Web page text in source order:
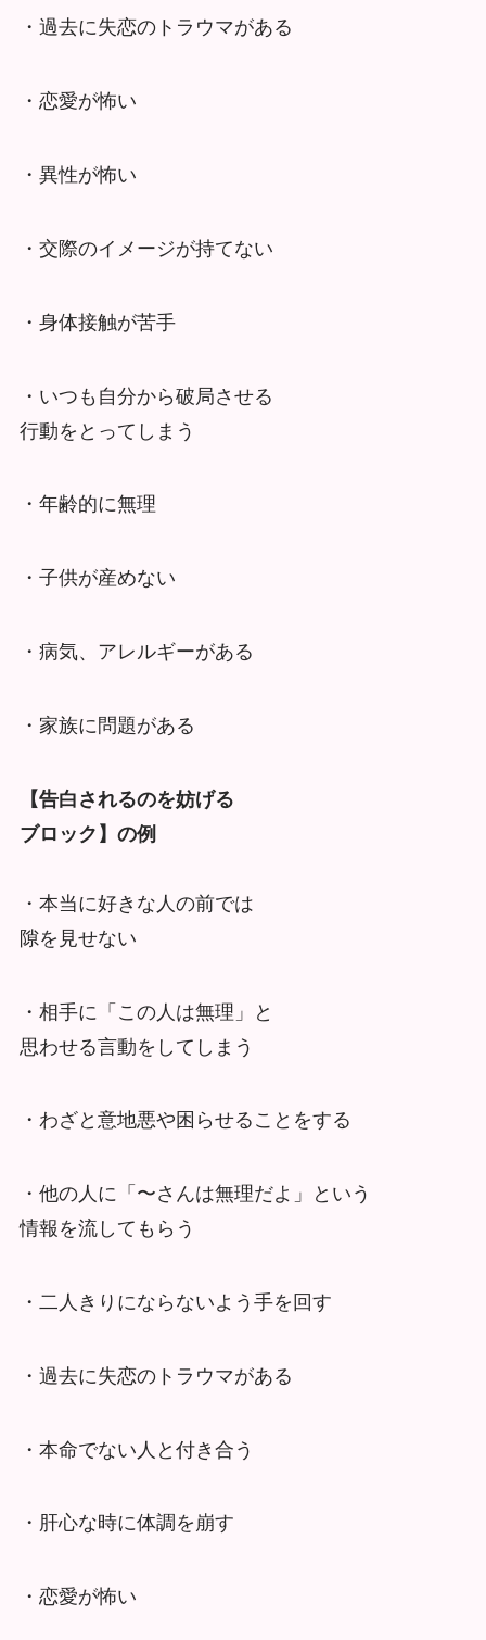
・過去に失恋のトラウマがある
・恋愛が怖い
・異性が怖い
・交際のイメージが持てない
・身体接触が苦手
・いつも自分から破局させる
行動をとってしまう
・年齢的に無理
・子供が産めない
・病気、アレルギーがある
・家族に問題がある
【告白されるのを妨げる
ブロック】の例
・本当に好きな人の前では
隙を見せない
・相手に「この人は無理」と
思わせる言動をしてしまう
・わざと意地悪や困らせることをする
・他の人に「〜さんは無理だよ」という
情報を流してもらう
・二人きりにならないよう手を回す
・過去に失恋のトラウマがある
・本命でない人と付き合う
・肝心な時に体調を崩す
・恋愛が怖い